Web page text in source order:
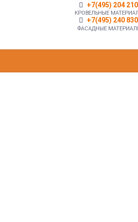
+7(495) 204
КРОВЕЛЬНЫЕ
+7(495) 240
ФАСАДНЫЕ